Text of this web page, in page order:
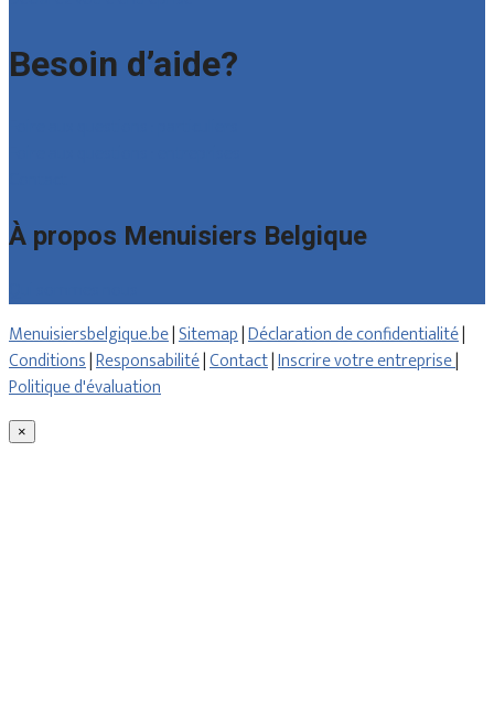
Besoin d’aide?
À propos Menuisiers Belgique
Menuisiersbelgique.be|Sitemap|Déclaration de confidentialité|
Conditions|Responsabilité|Contact|Inscrire votre entreprise|
Politique d'évaluation
×